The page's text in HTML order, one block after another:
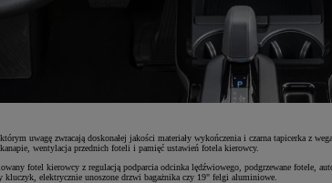
uwagę zwracają doskonałej jakości materiały wykończenia i czarna tapicerka z
wentylacja przednich foteli i pamięć ustawień fotela kierowcy.
fotel kierowcy z regulacją podparcia odcinka lędźwiowego, podgrzewane fotele,
elektrycznie unoszone drzwi bagażnika czy 19" felgi aluminiowe.